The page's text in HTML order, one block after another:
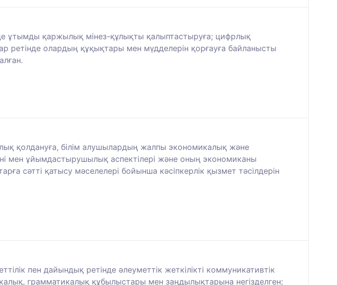
ұтымды қаржылық мінез-құлықты қалыптастыруға; цифрлық
олардың құқықтары мен мүдделерін қорғауға байланысты
қолдануға, білім алушылардың жалпы экономикалық және
мен ұйымдастырушылық аспектілері және оның экономиканы
сәтті қатысу мәселелері бойынша кәсіпкерлік қызмет тәсілдерін
пен дайындық ретінде әлеуметтік жеткілікті коммуникативтік
грамматикалық құбылыстары мен заңдылықтарына негізделген;